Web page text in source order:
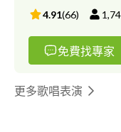
麗麗老師。 佳韻音樂
室吉他、烏克麗麗老師
股音樂教室 吉他老師
老師、烏克麗麗老師。
師。 采樂音樂教室 吉他
老師、烏克麗麗老師。
師。 發掘音樂教室 吉
4.91(66)
免費找專家
更多歌唱表演